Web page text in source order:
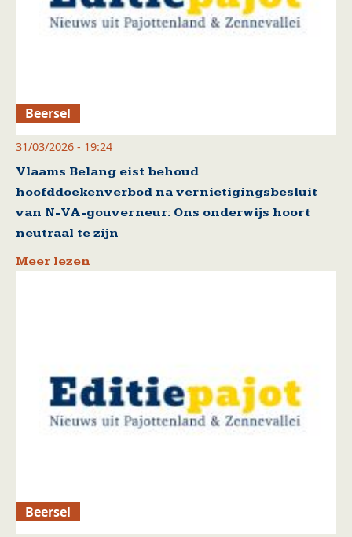
Beersel
31/03/2026 - 19:24
Vlaams Belang eist behoud
hoofddoekenverbod na vernietigingsbesluit
van N-VA-gouverneur: Ons onderwijs hoort
neutraal te zijn
Meer lezen
Beersel